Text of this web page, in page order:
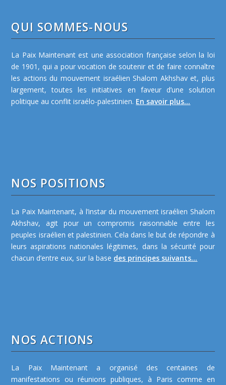
QUI SOMMES-NOUS
La Paix Maintenant est une association française selon la loi
de 1901, qui a pour vocation de soutenir et de faire connaître
les actions du mouvement israélien Shalom Akhshav et, plus
largement, toutes les initiatives en faveur d’une solution
politique au conflit israélo-palestinien. En savoir plus...
NOS POSITIONS
La Paix Maintenant, à l’instar du mouvement israélien Shalom
Akhshav, agit pour un compromis raisonnable entre les
peuples israélien et palestinien. Cela dans le but de répondre à
leurs aspirations nationales légitimes, dans la sécurité pour
chacun d’entre eux, sur la base des principes suivants...
NOS ACTIONS
La Paix Maintenant a organisé des centaines de
manifestations ou réunions publiques, à Paris comme en